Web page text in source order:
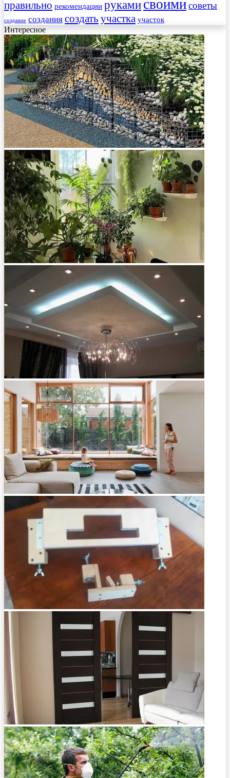
правильно рекомендации руками своимисоветы
создание создания создать участка участок
Интересное